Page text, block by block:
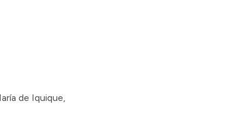
de Iquique,